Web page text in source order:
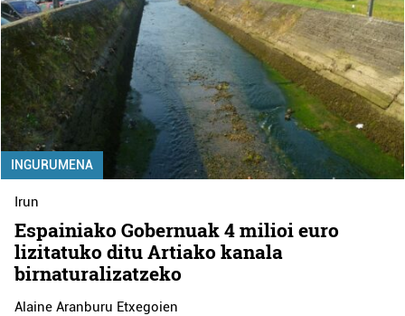
INGURUMENA
Irun
Espainiako Gobernuak 4 milioi euro
lizitatuko ditu Artiako kanala
birnaturalizatzeko
Alaine Aranburu Etxegoien